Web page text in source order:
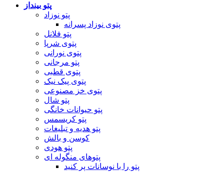
پتو بینداز
پتو نوزاد
پتوی نوزاد پسرانه
پتو فلانل
پتوی شرپا
پتوی نورانی
پتو مرجانی
پتوی قطبی
پتوی پیک نیک
پتوی خز مصنوعی
پتو شال
پتو حیوانات خانگی
پتو کریسمس
پتو هدیه و تبلیغات
کوسن و بالش
پتو هودی
پتوهای منگوله ای
پتو را با نوسانات پر کنید